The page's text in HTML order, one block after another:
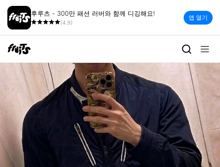
후루츠 - 300만 패션 러버와 함께 디깅해요!
(4.9)
앱 열기